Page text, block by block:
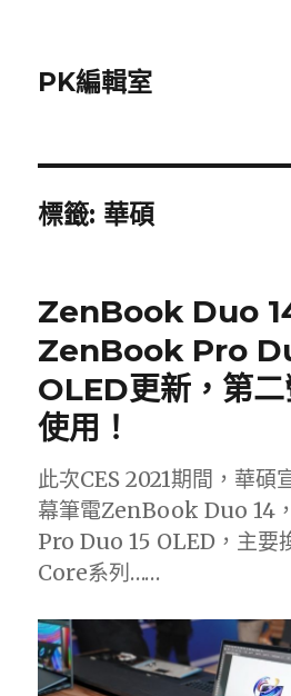
PK編輯室
標籤: 華碩
ZenBook Duo
ZenBook Pro
OLED更新，第
使用！
此次CES 2021期間，華碩
幕筆電ZenBook Duo 14
Pro Duo 15 OLED，主要
Core系列……